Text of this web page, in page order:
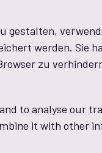
werden. Sie
zu
to analyse our
it with other